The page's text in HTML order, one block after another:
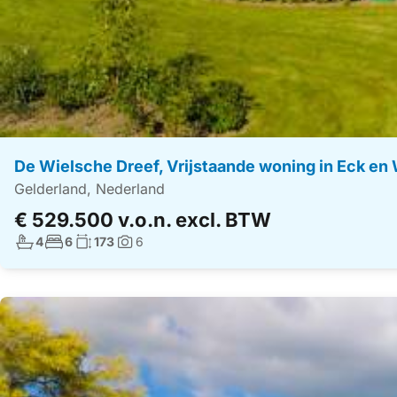
De Wielsche Dreef, Vrijstaande woning in Eck en
Gelderland, Nederland
€ 529.500 v.o.n. excl. BTW
Aantal badkamers:
4Aantal slaapkamers:
6Woonoppervlakte:
173Foto's:
6